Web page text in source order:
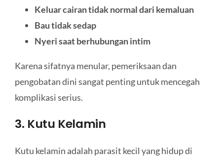
Keluar cairan tidak normal dari kemaluan
Bau tidak sedap
Nyeri saat berhubungan intim
Karena sifatnya menular, pemeriksaan dan
pengobatan dini sangat penting untuk mencegah
komplikasi serius.
3. Kutu Kelamin
Kutu kelamin adalah parasit kecil yang hidup di